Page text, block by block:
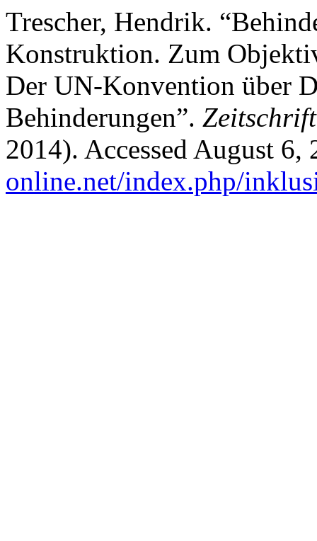
Trescher, Hendrik.
Konstruktion. Zum
Der UN-Konvention über
Behinderungen”.
2014). Accessed August 6,
online.net/index.php/